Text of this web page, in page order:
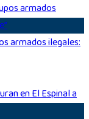
armados ilegales: